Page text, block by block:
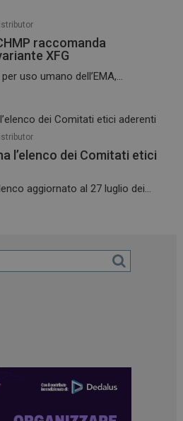
raccomanda
XFG
uso umano dell’EMA,...
l’elenco dei Comitati etici
aggiornato al 27 luglio dei...